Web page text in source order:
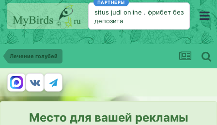
ПАРТНЕРЫ
situs judi online . фрибет без
депозита
Лечение голубей
Место для вашей рекламы